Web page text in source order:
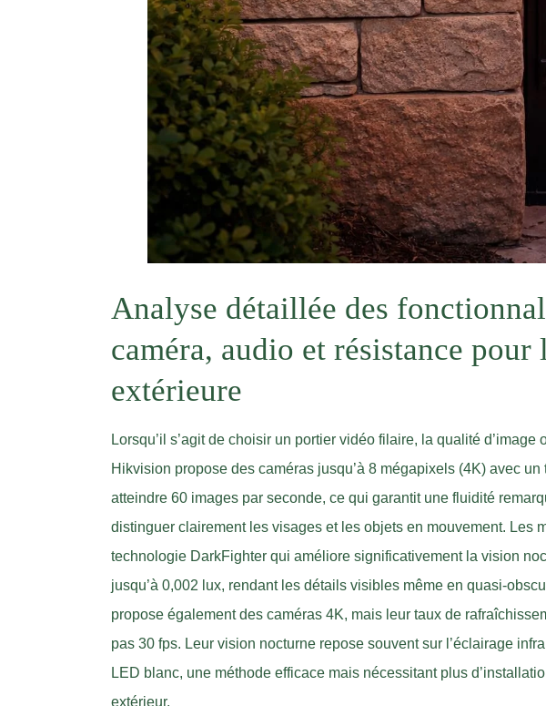
Analyse détaillée des
caméra, audio et résistance pour
extérieure
Lorsqu’il s’agit de choisir un portier vidéo filaire, la qualité
Hikvision propose des caméras jusqu’à 8 mégapixels (4K) avec
atteindre 60 images par seconde, ce qui garantit une fluidité
distinguer clairement les visages et les objets en mouvement. Les
technologie DarkFighter qui améliore significativement la vision
jusqu’à 0,002 lux, rendant les détails visibles même en quasi-
propose également des caméras 4K, mais leur taux de
pas 30 fps. Leur vision nocturne repose souvent sur l’éclairage
LED blanc, une méthode efficace mais nécessitant plus
extérieur.